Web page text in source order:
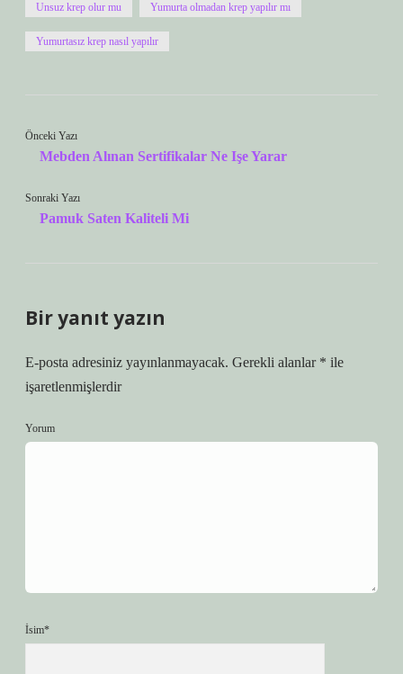
Unsuz krep olur mu Yumurta olmadan krep yapılır mı
Yumurtasız krep nasıl yapılır
Önceki Yazı
Mebden Alınan Sertifikalar Ne Işe Yarar
Sonraki Yazı
Pamuk Saten Kaliteli Mi
Bir yanıt yazın
E-posta adresiniz yayınlanmayacak. Gerekli alanlar * ile
işaretlenmişlerdir
Yorum
İsim*